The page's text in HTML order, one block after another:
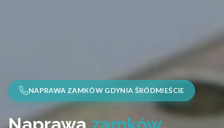
NAPRAWA ZAMKÓW GDYNIA ŚRÓDMIEŚCIE
Naprawa zamków